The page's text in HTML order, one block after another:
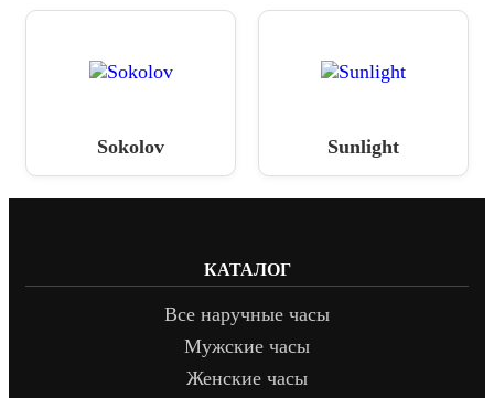
Sokolov Sunlight
КАТАЛОГ
Все наручные часы
Мужские часы
Женские часы